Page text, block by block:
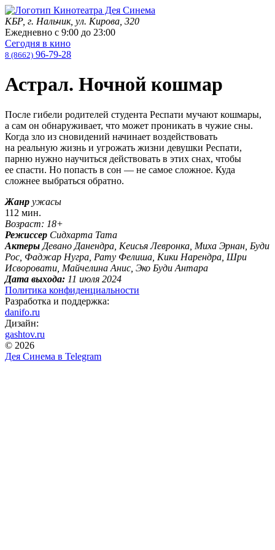
КБР, г. Нальчик, ул. Кирова, 320
Ежедневно с 9:00 до 23:00
Сегодня в кино
8 (8662) 96-79-28
Астрал. Ночной кошмар
После гибели родителей студента Респати мучают кошмары,
а сам он обнаруживает, что может проникать в чужие сны.
Когда зло из сновидений начинает воздействовать
на реальную жизнь и угрожать жизни девушки Респати,
парню нужно научиться действовать в этих снах, чтобы
ее спасти. Но попасть в сон — не самое сложное. Куда
сложнее выбраться обратно.
Жанр ужасы
112 мин.
Возраст: 18+
Режиссер Сидхарта Тата
Актеры Девано Данендра, Кеисья Левронка, Миха Эрнан, Буди
Рос, Фаджар Нугра, Рату Фелиша, Кики Нарендра, Шри
Исворовати, Майчелина Анис, Эко Буди Антара
Дата выхода: 11 июля 2024
Политика конфиденциальности
Разработка и поддержка:
danifo.ru
Дизайн:
gashtov.ru
© 2026
Дея Синема в Telegram